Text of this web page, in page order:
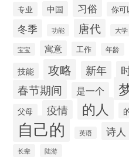
专业 中国 习俗 你可
冬季 功能 唐代 大学
宝宝 寓意 工作 年龄
技能 攻略 新年
春节期间 是一个
父母 疫情 的人
自己的 英语 诗人
长辈 陆游